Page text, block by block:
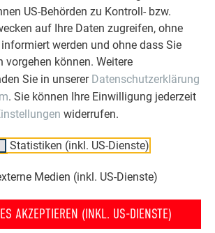
US-Behörden zu Kontroll- bzw.
auf Ihre Daten zugreifen, ohne
werden und ohne dass Sie
vorgehen können. Weitere
Sie in unserer Datenschutzerklärung
. Sie können Ihre Einwilligung jederzeit
widerrufen.
Statistiken (inkl. US-Dienste)
Medien (inkl. US-Dienste)
AKZEPTIEREN (INKL. US-DIENSTE)